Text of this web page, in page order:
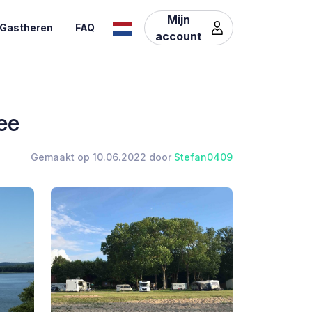
FAQ
Mijn
account
Gemaakt op 10.06.2022 door Stefan0409